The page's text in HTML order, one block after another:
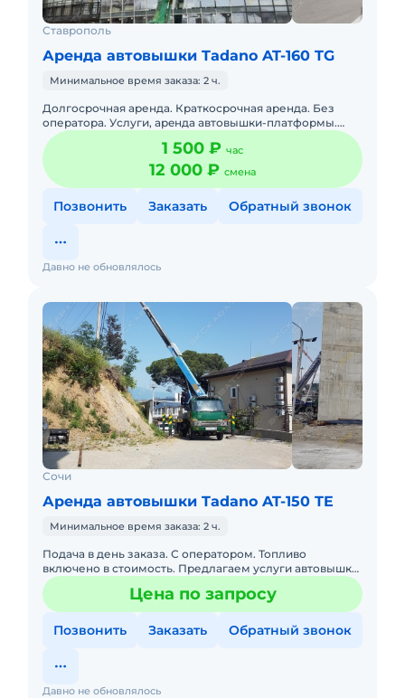
Ставрополь
Аренда автовышки Tadano AT-160 TG
Минимальное время заказа: 2 ч.
Долгосрочная аренда. Краткосрочная аренда. Без
оператора. Уcлуги, арeнда aвтовышки-плaтформы.
Малoгабaритнaя ЯПОHCKAЯ aвтовышкa c выcoтoй
подъема 12, 17, 22 м
1 500 ₽ час
12 000 ₽ смена
Позвонить Заказать Обратный звонок
Давно не обновлялось
Сочи
Аренда автовышки Tadano AT-150 TE
Минимальное время заказа: 2 ч.
Подача в день заказа. С оператором. Топливо
включено в стоимость. Предлагаем услуги автовышки
на шасси нисан высота подъема 15м,
грузоподъемность люльки 200кг,
Цена по запросу
Позвонить Заказать Обратный звонок
Давно не обновлялось